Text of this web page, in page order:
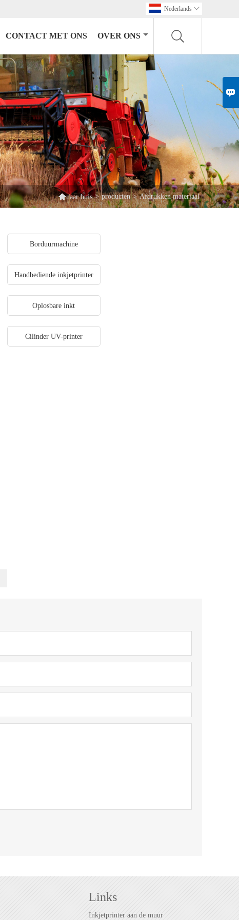

Nederlands 
CONTACT MET ONS OVER ONS
naar huis > producten > Afdrukken materiaal
Borduurmachine
Handbediende inkjetprinter
Oplosbare inkt
Cilinder UV-printer
Links
Inkjetprinter aan de muur